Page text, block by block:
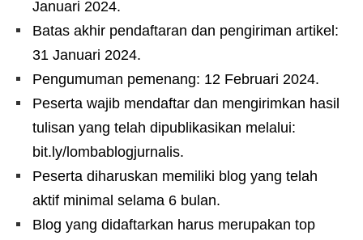
Januari 2024.
Batas akhir pendaftaran dan pengiriman artikel:
31 Januari 2024.
Pengumuman pemenang: 12 Februari 2024.
Peserta wajib mendaftar dan mengirimkan hasil
tulisan yang telah dipublikasikan melalui:
bit.ly/lombablogjurnalis.
Peserta diharuskan memiliki blog yang telah
aktif minimal selama 6 bulan.
Blog yang didaftarkan harus merupakan top